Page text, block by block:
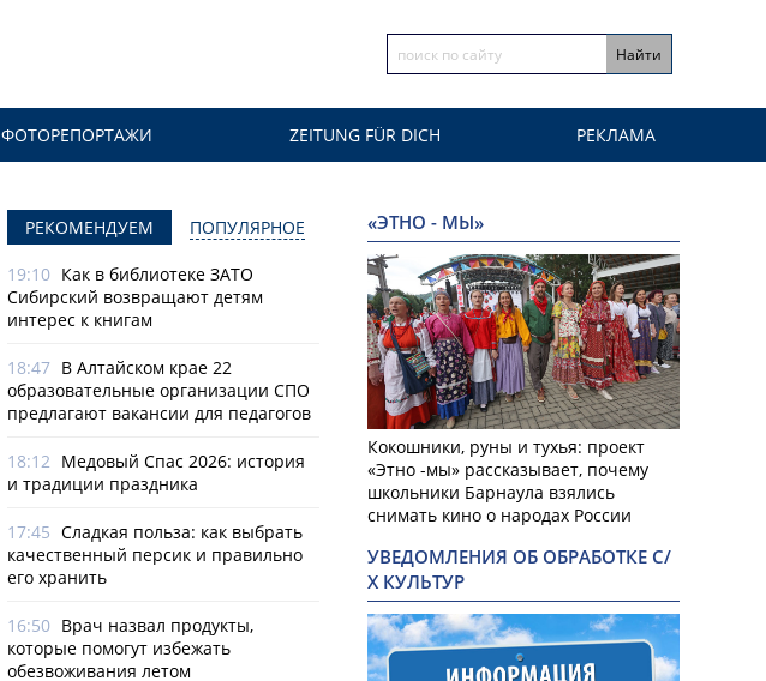
ФОТОРЕПОРТАЖИ ZEITUNG FÜR DICH РЕКЛАМА
РЕКОМЕНДУЕМ ПОПУЛЯРНОЕ
19:10 Как в библиотеке ЗАТО
Сибирский возвращают детям
интерес к книгам
18:47 В Алтайском крае 22
образовательные организации СПО
предлагают вакансии для педагогов
18:12 Медовый Спас 2026: история
и традиции праздника
17:45 Сладкая польза: как выбрать
качественный персик и правильно
его хранить
16:50 Врач назвал продукты,
которые помогут избежать
обезвоживания летом
«ЭТНО - МЫ»
Кокошники, руны и тухья: проект
«Этно -мы» рассказывает, почему
школьники Барнаула взялись
снимать кино о народах России
УВЕДОМЛЕНИЯ ОБ ОБРАБОТКЕ С/
Х КУЛЬТУР